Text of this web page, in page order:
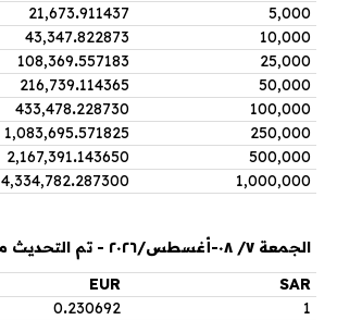
5,000
21,673.911437
10,000
43,347.822873
25,000
108,369.557183
50,000
216,739.114365
100,000
433,478.228730
250,000
1,083,695.571825
500,000
2,167,391.143650
1,000,000
4,334,782.287300
الجمعة ٧/ ٠٨-أغسطس/٢٠٢٦ - تم التحديث منذ 7 دقيقة و 14 ثانية
SAR
EUR
1
0.230692